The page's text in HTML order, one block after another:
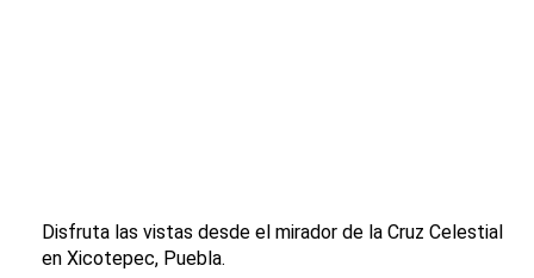
Disfruta las vistas desde el mirador de la Cruz Celestial
en Xicotepec, Puebla.